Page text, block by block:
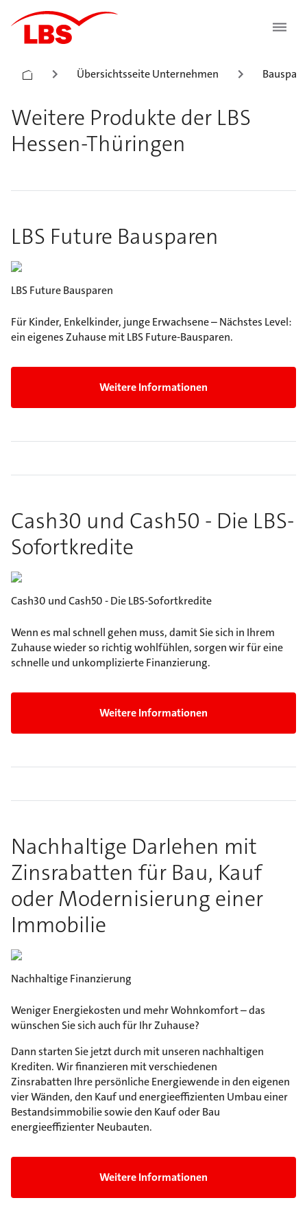
Übersichtsseite Unternehmen
Weitere Produkte der LBS
Hessen-Thüringen
LBS Future Bausparen
Für Kinder, Enkelkinder, junge Erwachsene – Nächstes Level:
ein eigenes Zuhause mit LBS Future-Bausparen.
Weitere Informationen
LBS Future Bausparen
Cash30 und Cash50 - Die LBS-
Sofortkredite
Wenn es mal schnell gehen muss, damit Sie sich in Ihrem
Zuhause wieder so richtig wohlfühlen, sorgen wir für eine
schnelle und unkomplizierte Finanzierung.
Weitere Informationen
Cash30 und Cash50 - Die LBS-Sofortkredite
Nachhaltige Darlehen mit
Zinsrabatten für Bau, Kauf
oder Modernisierung einer
Immobilie
Weniger Energiekosten und mehr Wohnkomfort – das
wünschen Sie sich auch für Ihr Zuhause?
Dann starten Sie jetzt durch mit unseren nachhaltigen
Krediten. Wir finanzieren mit verschiedenen
Zinsrabatten Ihre persönliche Energiewende in den eigenen
vier Wänden, den Kauf und energieeffizienten Umbau einer
Bestandsimmobilie sowie den Kauf oder Bau
energieeffizienter Neubauten.
Weitere Informationen
Nachhaltige Finanzierung